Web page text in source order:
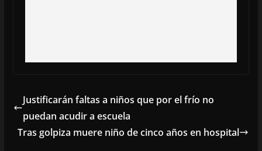
Justificarán faltas a niños que por el frío no
puedan acudir a escuela
Tras golpiza muere niño de cinco años en hospital